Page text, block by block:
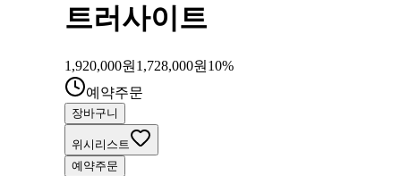
트러사이트
1,920,000원 1,728,000원 10%
예약주문
장바구니
위시리스트
예약주문